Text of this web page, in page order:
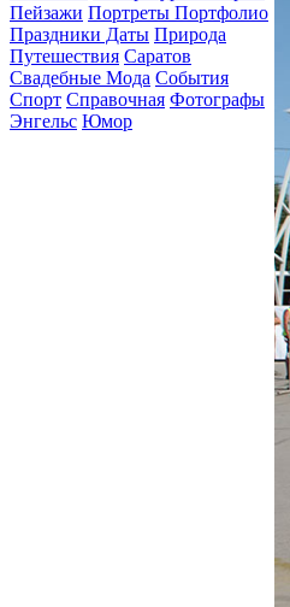
Пейзажи Портреты Портфолио
Праздники Даты Природа
Путешествия Саратов
Свадебные Мода События
Спорт Справочная Фотографы
Энгельс Юмор